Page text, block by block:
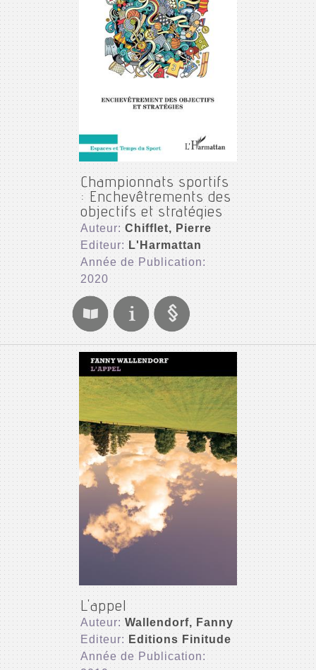
Championnats sportifs
: Enchevêtrements des
objectifs et stratégies
Auteur:Chifflet, Pierre
Editeur: L'Harmattan
Année de Publication:
2020
L'appel
Auteur:Wallendorf, Fanny
Editeur: Editions Finitude
Année de Publication: